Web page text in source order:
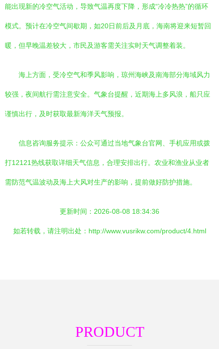
能出现新的冷空气活动，导致气温再度下降，形成“冷冷热热”的循环
模式。预计在冷空气间歇期，如20日前后及月底，海南将迎来短暂回
暖，但早晚温差较大，市民及游客需关注实时天气调整着装。
海上方面，受冷空气和季风影响，琼州海峡及南海部分海域风力
较强，夜间航行需注意安全。气象台提醒，近期海上多风浪，船只应
谨慎出行，及时获取最新海洋天气预报。
信息咨询服务提示：公众可通过当地气象台官网、手机应用或拨
打12121热线获取详细天气信息，合理安排出行。农业和渔业从业者
需防范气温波动及海上大风对生产的影响，提前做好防护措施。
更新时间：2026-08-08 18:34:36
如若转载，请注明出处：http://www.vusrikw.com/product/4.html
PRODUCT